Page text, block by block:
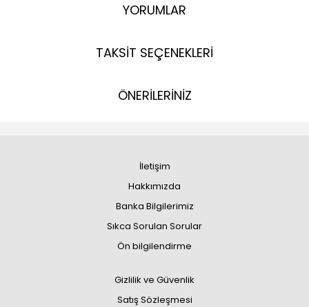
YORUMLAR
TAKSİT SEÇENEKLERİ
ÖNERİLERİNİZ
İletişim
Hakkımızda
Banka Bilgilerimiz
Sıkca Sorulan Sorular
Ön bilgilendirme
Gizlilik ve Güvenlik
Satış Sözleşmesi